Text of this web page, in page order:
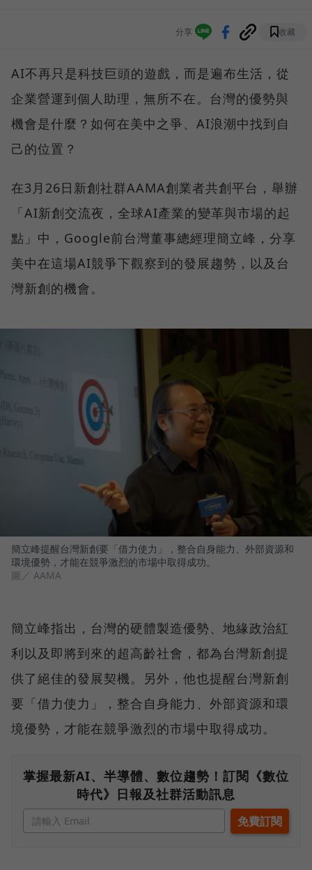
分享 收藏
AI不再只是科技巨頭的遊戲，而是遍布生活，從
企業營運到個人助理，無所不在。台灣的優勢與
機會是什麼？如何在美中之爭、AI浪潮中找到自
己的位置？
在3月26日新創社群AAMA創業者共創平台，舉辦
「AI新創交流夜，全球AI產業的變革與市場的起
點」中，Google前台灣董事總經理簡立峰，分享
美中在這場AI競爭下觀察到的發展趨勢，以及台
灣新創的機會。
簡立峰提醒台灣新創要「借力使力」，整合自身能力、外部資源和
環境優勢，才能在競爭激烈的市場中取得成功。
圖／ AAMA
簡立峰指出，台灣的硬體製造優勢、地緣政治紅
利以及即將到來的超高齡社會，都為台灣新創提
供了絕佳的發展契機。另外，他也提醒台灣新創
要「借力使力」，整合自身能力、外部資源和環
境優勢，才能在競爭激烈的市場中取得成功。
掌握最新AI、半導體、數位趨勢！訂閱《數位
時代》日報及社群活動訊息